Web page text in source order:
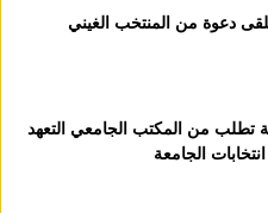
دعوة من المنتخب الغيني
تطلب من المكتب الجامعي التعهد
الجامعة